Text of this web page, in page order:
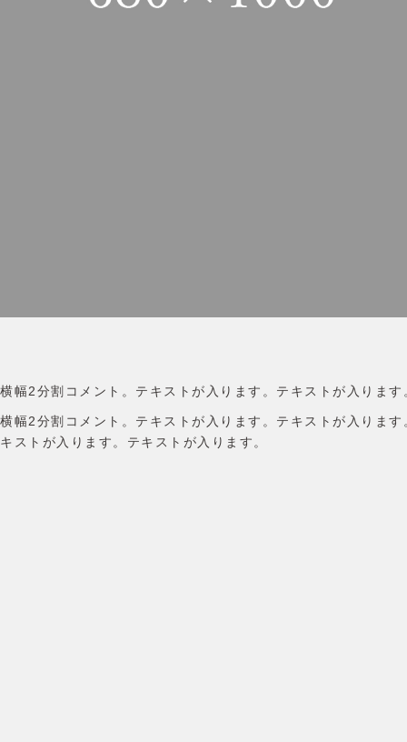
横幅2分割コメント。テキストが入ります。テキストが入ります
横幅2分割コメント。テキストが入ります。テキストが入ります
キストが入ります。テキストが入ります。